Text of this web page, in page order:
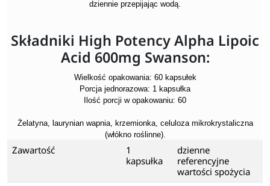
dziennie przepijając wodą.
Składniki High Potency Alpha Lipoic
Acid 600mg Swanson:
Wielkość opakowania: 60 kapsułek
Porcja jednorazowa: 1 kapsułka
Ilość porcji w opakowaniu: 60
Żelatyna, laurynian wapnia, krzemionka, celuloza mikrokrystaliczna
(włókno roślinne).
Zawartość
1
kapsułka
dzienne
referencyjne
wartości spożycia